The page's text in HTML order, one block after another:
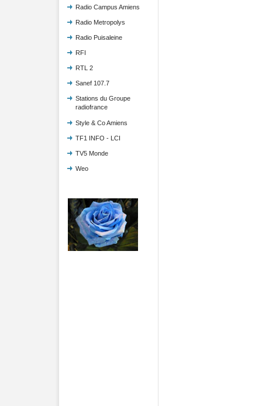
Radio Campus Amiens
Radio Metropolys
Radio Puisaleine
RFI
RTL 2
Sanef 107.7
Stations du Groupe
radiofrance
Style & Co Amiens
TF1 INFO - LCI
TV5 Monde
Weo